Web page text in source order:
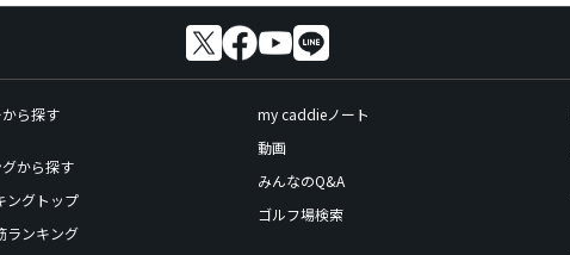
ら探す
から探す
ングトップ
ランキング
my caddieノート
動画
みんなのQ&A
ゴルフ場検索